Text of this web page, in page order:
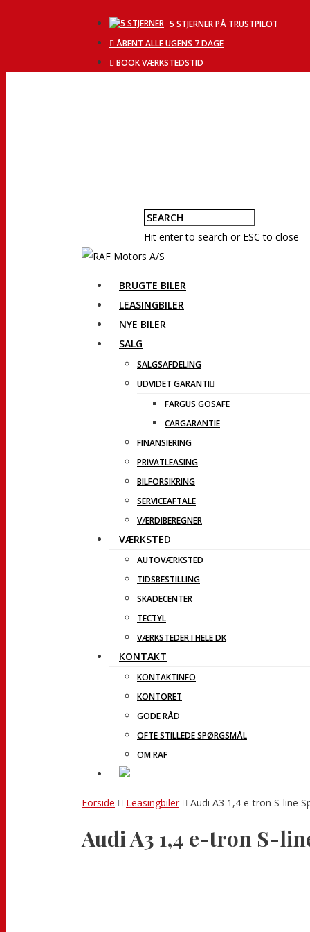
5 STJERNER PÅ TRUSTPILOT
ÅBENT ALLE UGENS 7 DAGE
BOOK VÆRKSTEDSTID
Hit enter to search or ESC to close
BRUGTE BILER
LEASINGBILER
NYE BILER
SALG
SALGSAFDELING
UDVIDET GARANTI
FARGUS GOSAFE
CARGARANTIE
FINANSIERING
PRIVATLEASING
BILFORSIKRING
SERVICEAFTALE
VÆRDIBEREGNER
VÆRKSTED
AUTOVÆRKSTED
TIDSBESTILLING
SKADECENTER
TECTYL
VÆRKSTEDER I HELE DK
KONTAKT
KONTAKTINFO
KONTORET
GODE RÅD
OFTE STILLEDE SPØRGSMÅL
OM RAF
Forside Leasingbiler Audi A3 1,4 e-tron S-line
Audi A3 1,4 e-tron S-